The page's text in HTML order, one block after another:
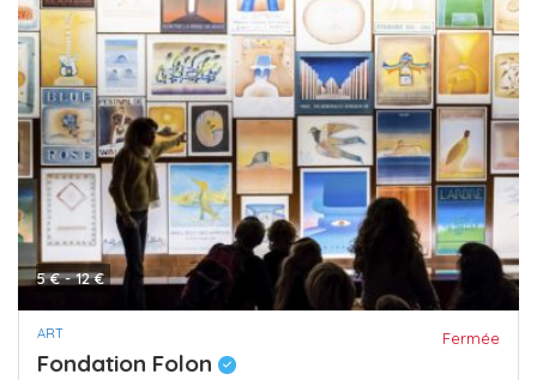
5 € - 12 €
ART Fermée
Fondation Folon